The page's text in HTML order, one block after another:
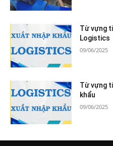
Từ vựng
Logistics
09/06/2025
Từ vựng
khẩu
09/06/2025